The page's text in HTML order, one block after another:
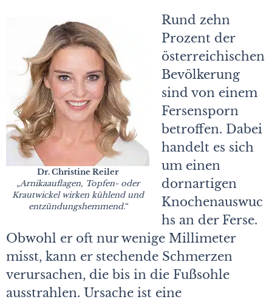
Dr. Christine Reiler
„Arnikaauflagen, Topfen- oder
Krautwickel wirken kühlend und
entzündungshemmend.“
Rund zehn
Prozent der
österreichischen
Bevölkerung
sind von einem
Fersensporn
betroffen. Dabei
handelt es sich
um einen
dornartigen
Knochenauswuc
hs an der Ferse.
Obwohl er oft nur wenige Millimeter
misst, kann er stechende Schmerzen
verursachen, die bis in die Fußsohle
ausstrahlen. Ursache ist eine